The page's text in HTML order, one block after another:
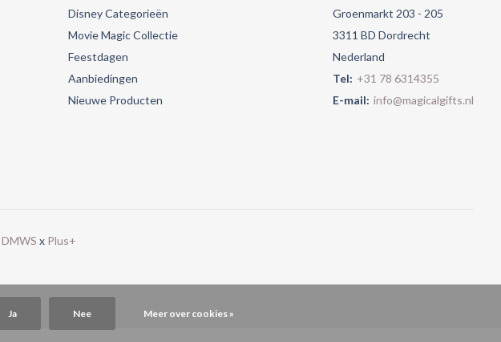
Disney Categorieën
Movie Magic Collectie
Feestdagen
Aanbiedingen
Nieuwe Producten
Groenmarkt 203 - 205
3311 BD Dordrecht
Nederland
Tel: +31 78 6314355
E-mail: info@magicalgifts.nl
DMWS x Plus+
Ja Nee Meer over cookies »